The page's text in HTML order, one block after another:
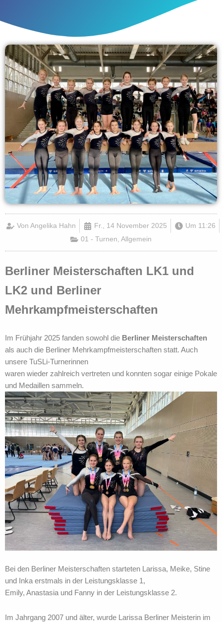
Von Angelika Hahn Fr., 14 November 2025 Um 11:26
01 - Turnen Allgemein
Berliner Meisterschaften LK1 und
LK2 und Berliner
Mehrkampfmeisterschaften
Im Frühjahr 2025 fanden sowohl die Berliner Meisterschaften
als auch die Berliner Mehrkampfmeisterschaften statt. Auch
unsere TuSLi-Turnerinnen
waren wieder zahlreich vertreten und konnten sogar einige Pokale
und Medaillen sammeln.
Bei den Berliner Meisterschaften starteten Larissa, Meike, Stine
und Inka erstmals in der Leistungsklasse 1,
Emily, Anastasia und Fanny in der Leistungsklasse 2.
Im Jahrgang 2007 und älter, wurde Larissa Berliner Meisterin im